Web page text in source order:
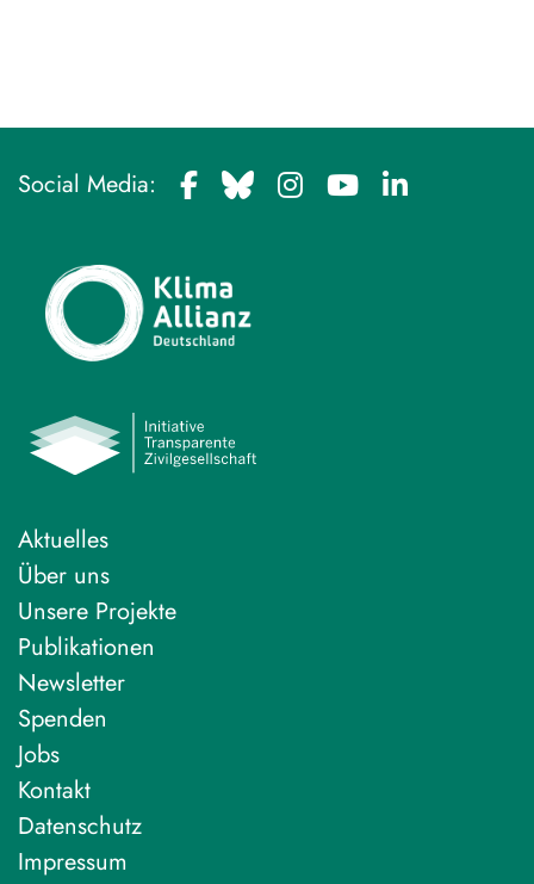
Social Media:
Aktuelles
Über uns
Unsere Projekte
Publikationen
Newsletter
Spenden
Jobs
Kontakt
Datenschutz
Impressum